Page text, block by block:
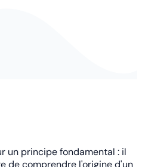
un principe fondamental : il
de comprendre l'origine d'un